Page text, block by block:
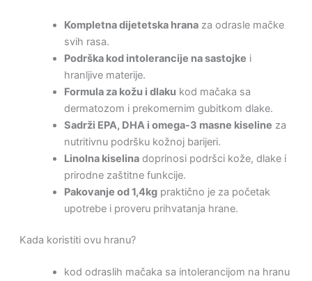
Kompletna dijetetska hranaza odrasle mačke
svih rasa.
Podrška kod intolerancije na sastojke i
hranljive materije.
Formula za kožu i dlaku kod mačaka sa
dermatozom i prekomernim gubitkom dlake.
Sadrži EPA, DHA i omega-3 masne kiseline za
nutritivnu podršku kožnoj barijeri.
Linolna kiselinadoprinosi podršci kože, dlake i
prirodne zaštitne funkcije.
Pakovanje od 1,4kgpraktično je za početak
upotrebe i proveru prihvatanja hrane.
Kada koristiti ovu hranu?
kod odraslih mačaka sa intolerancijom na hranu